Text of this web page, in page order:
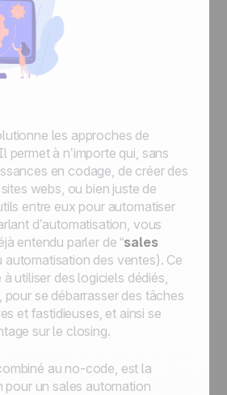
les approches de
permet à n’importe qui, sans
en codage, de créer des
webs, ou bien juste de
entre eux pour automatiser
d’automatisation, vous
entendu parler de “sales
automatisation des ventes). Ce
utiliser des logiciels dédiés,
pour se débarrasser des tâches
et fastidieuses, et ainsi se
sur le closing.
au no-code, est la
pour un sales automation